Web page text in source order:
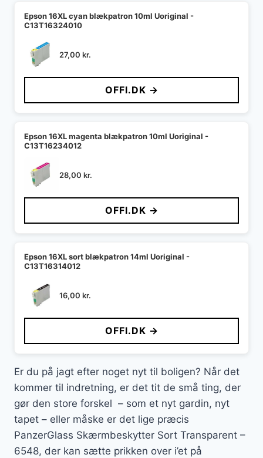
Epson 16XL cyan blækpatron 10ml Uoriginal -
C13T16324010
27,00 kr.
OFFI.DK →
Epson 16XL magenta blækpatron 10ml Uoriginal -
C13T16234012
28,00 kr.
OFFI.DK →
Epson 16XL sort blækpatron 14ml Uoriginal -
C13T16314012
16,00 kr.
OFFI.DK →
Er du på jagt efter noget nyt til boligen? Når det
kommer til indretning, er det tit de små ting, der
gør den store forskel – som et nyt gardin, nyt
tapet – eller måske er det lige præcis
PanzerGlass Skærmbeskytter Sort Transparent –
6548, der kan sætte prikken over i’et på